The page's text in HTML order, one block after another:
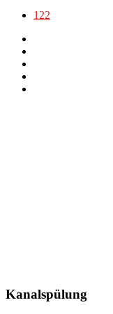
122
Kanalspülung